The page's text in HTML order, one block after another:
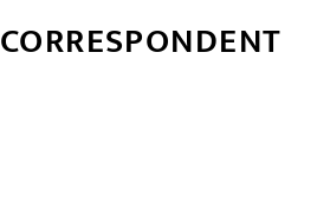
CORRESPONDENT